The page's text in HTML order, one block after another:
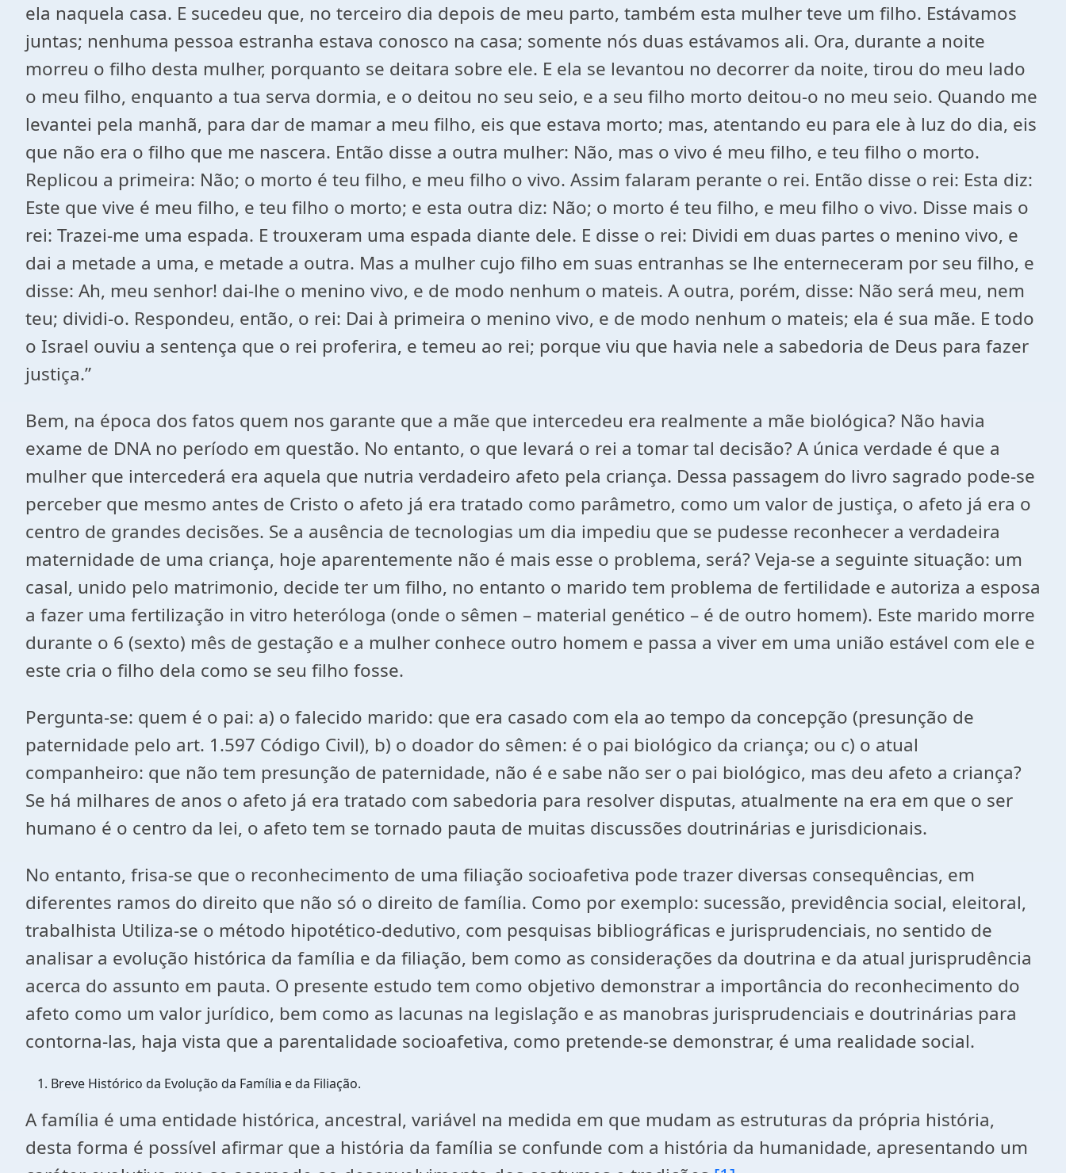
ela naquela casa. E sucedeu que, no terceiro dia depois de meu parto, também esta mulher teve um filho. Estávamos
juntas; nenhuma pessoa estranha estava conosco na casa; somente nós duas estávamos ali. Ora, durante a noite
morreu o filho desta mulher, porquanto se deitara sobre ele. E ela se levantou no decorrer da noite, tirou do meu lado
o meu filho, enquanto a tua serva dormia, e o deitou no seu seio, e a seu filho morto deitou-o no meu seio. Quando me
levantei pela manhã, para dar de mamar a meu filho, eis que estava morto; mas, atentando eu para ele à luz do dia, eis
que não era o filho que me nascera. Então disse a outra mulher: Não, mas o vivo é meu filho, e teu filho o morto.
Replicou a primeira: Não; o morto é teu filho, e meu filho o vivo. Assim falaram perante o rei. Então disse o rei: Esta diz:
Este que vive é meu filho, e teu filho o morto; e esta outra diz: Não; o morto é teu filho, e meu filho o vivo. Disse mais o
rei: Trazei-me uma espada. E trouxeram uma espada diante dele. E disse o rei: Dividi em duas partes o menino vivo, e
dai a metade a uma, e metade a outra. Mas a mulher cujo filho em suas entranhas se lhe enterneceram por seu filho, e
disse: Ah, meu senhor! dai-lhe o menino vivo, e de modo nenhum o mateis. A outra, porém, disse: Não será meu, nem
teu; dividi-o. Respondeu, então, o rei: Dai à primeira o menino vivo, e de modo nenhum o mateis; ela é sua mãe. E todo
o Israel ouviu a sentença que o rei proferira, e temeu ao rei; porque viu que havia nele a sabedoria de Deus para fazer
justiça.”
Bem, na época dos fatos quem nos garante que a mãe que intercedeu era realmente a mãe biológica? Não havia
exame de DNA no período em questão. No entanto, o que levará o rei a tomar tal decisão? A única verdade é que a
mulher que intercederá era aquela que nutria verdadeiro afeto pela criança. Dessa passagem do livro sagrado pode-se
perceber que mesmo antes de Cristo o afeto já era tratado como parâmetro, como um valor de justiça, o afeto já era o
centro de grandes decisões. Se a ausência de tecnologias um dia impediu que se pudesse reconhecer a verdadeira
maternidade de uma criança, hoje aparentemente não é mais esse o problema, será? Veja-se a seguinte situação: um
casal, unido pelo matrimonio, decide ter um filho, no entanto o marido tem problema de fertilidade e autoriza a esposa
a fazer uma fertilização in vitro heteróloga (onde o sêmen – material genético – é de outro homem). Este marido morre
durante o 6 (sexto) mês de gestação e a mulher conhece outro homem e passa a viver em uma união estável com ele e
este cria o filho dela como se seu filho fosse.
Pergunta-se: quem é o pai: a) o falecido marido: que era casado com ela ao tempo da concepção (presunção de
paternidade pelo art. 1.597 Código Civil), b) o doador do sêmen: é o pai biológico da criança; ou c) o atual
companheiro: que não tem presunção de paternidade, não é e sabe não ser o pai biológico, mas deu afeto a criança?
Se há milhares de anos o afeto já era tratado com sabedoria para resolver disputas, atualmente na era em que o ser
humano é o centro da lei, o afeto tem se tornado pauta de muitas discussões doutrinárias e jurisdicionais.
No entanto, frisa-se que o reconhecimento de uma filiação socioafetiva pode trazer diversas consequências, em
diferentes ramos do direito que não só o direito de família. Como por exemplo: sucessão, previdência social, eleitoral,
trabalhista Utiliza-se o método hipotético-dedutivo, com pesquisas bibliográficas e jurisprudenciais, no sentido de
analisar a evolução histórica da família e da filiação, bem como as considerações da doutrina e da atual jurisprudência
acerca do assunto em pauta. O presente estudo tem como objetivo demonstrar a importância do reconhecimento do
afeto como um valor jurídico, bem como as lacunas na legislação e as manobras jurisprudenciais e doutrinárias para
contorna-las, haja vista que a parentalidade socioafetiva, como pretende-se demonstrar, é uma realidade social.
Breve Histórico da Evolução da Família e da Filiação.
A família é uma entidade histórica, ancestral, variável na medida em que mudam as estruturas da própria história,
desta forma é possível afirmar que a história da família se confunde com a história da humanidade, apresentando um